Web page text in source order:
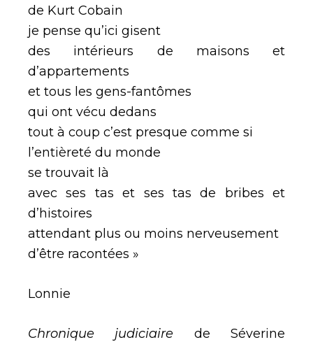
de Kurt Cobain
je pense qu’ici gisent
des intérieurs de maisons et
d’appartements
et tous les gens-fantômes
qui ont vécu dedans
tout à coup c’est presque comme si
l’entièreté du monde
se trouvait là
avec ses tas et ses tas de bribes et
d’histoires
attendant plus ou moins nerveusement
d’être racontées »
Lonnie
Chronique judiciaire de Séverine